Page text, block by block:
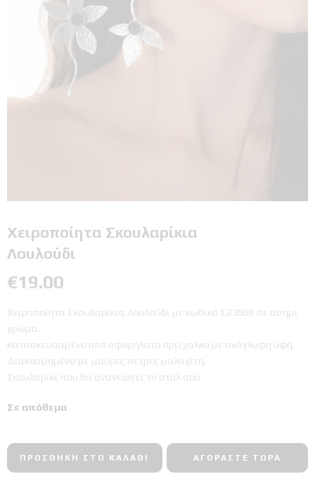
Χειροποίητα Σκουλαρίκια
Λουλούδι
€19.00
Χειροποίητα Σκουλαρίκια Λουλούδι με κωδικό Σ23066 σε ασημί
χρώμα.
Κατασκευασμένο από σφυρήλατο ορείχαλκο με ανάγλυφη υφή.
Διακοσμημένα με μαύρες πέτρες μαλαχίτη.
Σκουλαρίκι που θα ανανεώσει το στυλ σου.
Σε απόθεμα
ΠΡΟΣΘΉΚΗ ΣΤΟ ΚΑΛΆΘΙ ΑΓΟΡΆΣΤΕ ΤΏΡΑ